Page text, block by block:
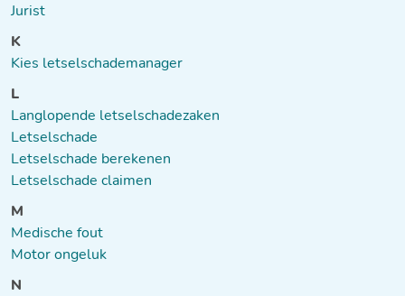
Jurist
K
Kies letselschademanager
L
Langlopende letselschadezaken
Letselschade
Letselschade berekenen
Letselschade claimen
M
Medische fout
Motor ongeluk
N